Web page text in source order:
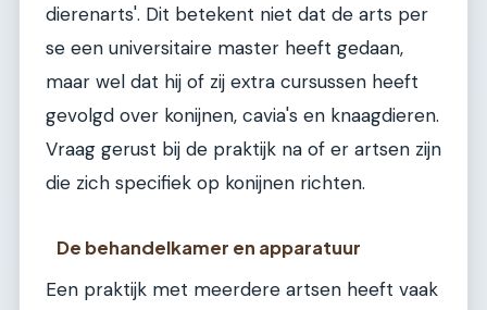
dierenarts'. Dit betekent niet dat de arts per
se een universitaire master heeft gedaan,
maar wel dat hij of zij extra cursussen heeft
gevolgd over konijnen, cavia's en knaagdieren.
Vraag gerust bij de praktijk na of er artsen zijn
die zich specifiek op konijnen richten.
De behandelkamer en apparatuur
Een praktijk met meerdere artsen heeft vaak